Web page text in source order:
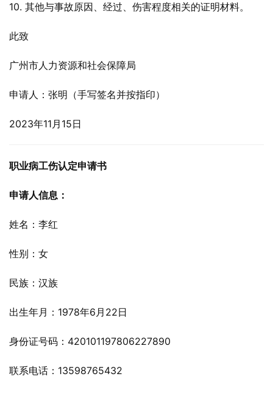
10. 其他与事故原因、经过、伤害程度相关的证明材料。
此致
广州市人力资源和社会保障局
申请人：张明（手写签名并按指印）
2023年11月15日
职业病工伤认定申请书
申请人信息：
姓名：李红
性别：女
民族：汉族
出生年月：1978年6月22日
身份证号码：420101197806227890
联系电话：13598765432